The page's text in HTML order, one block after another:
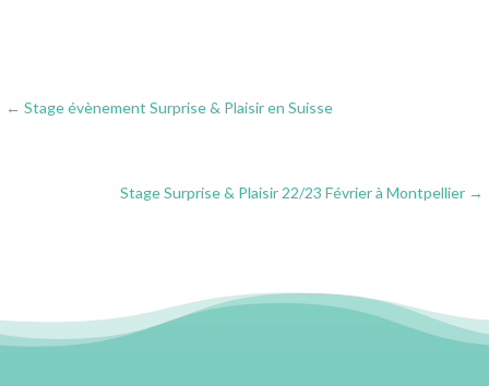
← Stage évènement Surprise & Plaisir en Suisse
Stage Surprise & Plaisir 22/23 Février à Montpellier →